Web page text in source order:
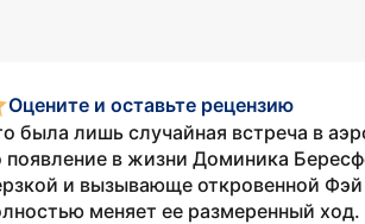
Оцените и оставьте рецензию
была лишь случайная встреча в
появление в жизни Доминика
и вызывающе откровенной Фэй
меняет ее размеренный ход.